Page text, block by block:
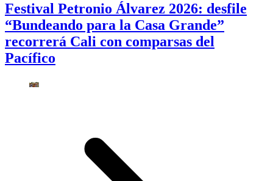
Festival Petronio Álvarez 2026: desfile
“Bundeando para la Casa Grande”
recorrerá Cali con comparsas del
Pacífico